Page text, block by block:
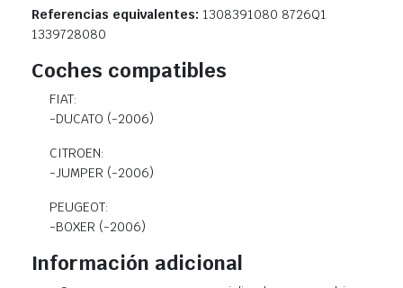
Referencias equivalentes: 1308391080 8726Q1
1339728080
Coches compatibles
FIAT:
-DUCATO (-2006)
CITROEN:
-JUMPER (-2006)
PEUGEOT:
-BOXER (-2006)
Información adicional